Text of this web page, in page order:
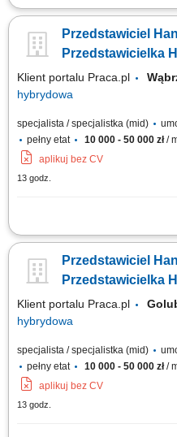
Doradzanie klientom w zakresie
prowadzenie spotkań handlowych.
sprzedaży. Budowanie
Przedstawiciel
Przedstawicielka
Klient portalu Praca.pl
hybrydowa
specjalista / specjalistka (mid)
pełny etat
10 000 - 50 000 zł/
aplikuj bez CV
13 godz.
Doradzanie klientom w zakresie
prowadzenie spotkań handlowych.
sprzedaży. Budowanie
Przedstawiciel
Przedstawicielka
Klient portalu Praca.pl
hybrydowa
specjalista / specjalistka (mid)
pełny etat
10 000 - 50 000 zł/
aplikuj bez CV
13 godz.